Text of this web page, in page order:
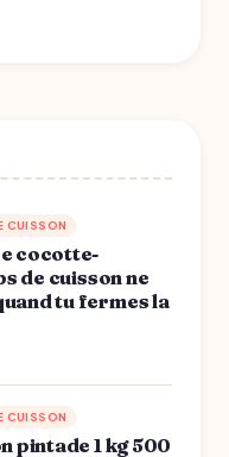
CUISSON
cocotte-
de cuisson ne
tu fermes la
CUISSON
pintade 1 kg 500